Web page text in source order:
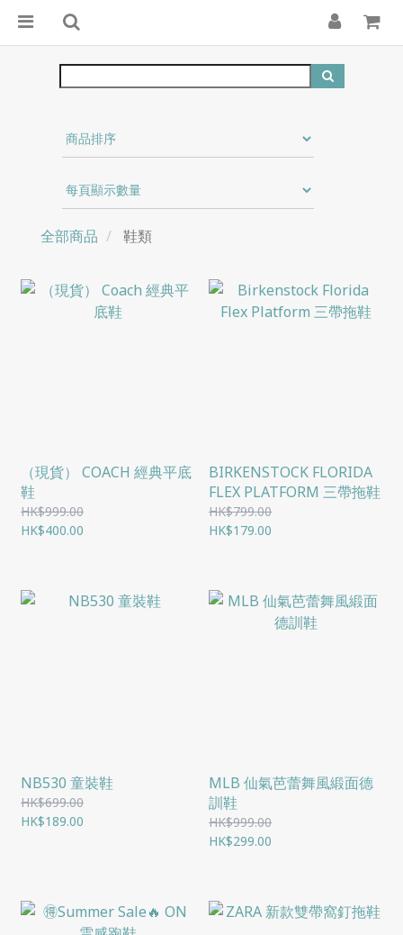
全部商品 鞋類
（現貨） COACH 經典平底
鞋
HK$999.00
HK$400.00
BIRKENSTOCK FLORIDA
FLEX PLATFORM 三帶拖鞋
HK$799.00
HK$179.00
NB530 童裝鞋
HK$699.00
HK$189.00
MLB 仙氣芭蕾舞風緞面德
訓鞋
HK$999.00
HK$299.00